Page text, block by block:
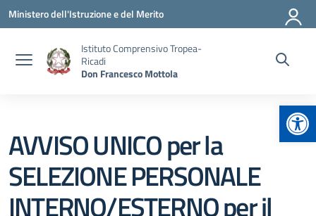
Vai ai contenuti
Vai al menu di navigazione
Vai al footer
Ministero dell'Istruzione e del Merito
Istituto Comprensivo Tropea-
Ricadi
Don Francesco Mottola
AVVISO UNICO per la
SELEZIONE PERSONALE
INTERNO/ESTERNO per il